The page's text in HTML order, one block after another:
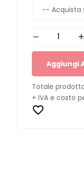
Aggiungi
Totale
+ IVA e costo